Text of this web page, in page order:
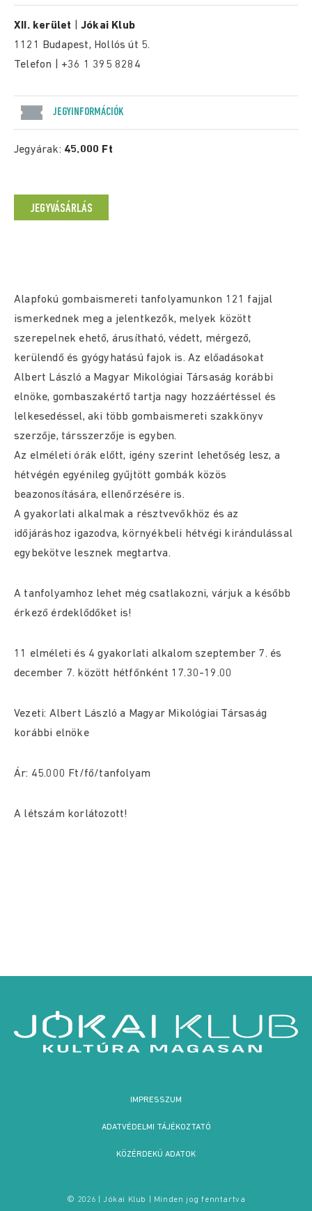
XII. kerület |Jókai Klub
1121 Budapest, Hollós út 5.
Telefon | +36 1 395 8284
JEGYINFORMÁCIÓK
Jegyárak: 45.000 Ft
JEGYVÁSÁRLÁS
Alapfokú gombaismereti tanfolyamunkon 121 fajjal
ismerkednek meg a jelentkezők, melyek között
szerepelnek ehető, árusítható, védett, mérgező,
kerülendő és gyógyhatású fajok is. Az előadásokat
Albert László a Magyar Mikológiai Társaság korábbi
elnöke, gombaszakértő tartja nagy hozzáértéssel és
lelkesedéssel, aki több gombaismereti szakkönyv
szerzője, társszerzője is egyben.
Az elméleti órák előtt, igény szerint lehetőség lesz, a
hétvégén egyénileg gyűjtött gombák közös
beazonosítására, ellenőrzésére is.
A gyakorlati alkalmak a résztvevőkhöz és az
időjáráshoz igazodva, környékbeli hétvégi kirándulással
egybekötve lesznek megtartva.
A tanfolyamhoz lehet még csatlakozni, várjuk a később
érkező érdeklődőket is!
11 elméleti és 4 gyakorlati alkalom szeptember 7. és
december 7. között hétfőnként 17.30-19.00
Vezeti: Albert László a Magyar Mikológiai Társaság
korábbi elnöke
Ár: 45.000 Ft/fő/tanfolyam
A létszám korlátozott!
IMPRESSZUM
ADATVÉDELMI TÁJÉKOZTATÓ
KÖZÉRDEKŰ ADATOK
© 2026 | Jókai Klub | Minden jog fenntartva